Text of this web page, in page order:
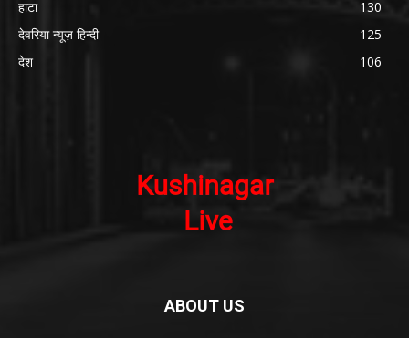
हाटा
130
देवरिया न्यूज़ हिन्दी
125
देश
106
ABOUT US